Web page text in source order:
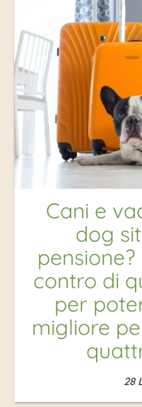
Cani e
dog
contro di
per
migliore
28